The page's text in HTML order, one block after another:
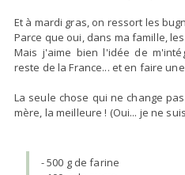
Et à mardi gras, on ressort les
Parce que oui, dans ma famille,
Mais j'aime bien l'idée de
reste de la France... et en faire
La seule chose qui ne change
mère, la meilleure ! (Oui... je ne
- 500 g de farine